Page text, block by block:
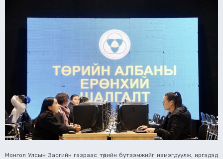
Монгол Улсын Засгийн газраас төрийн бүтээмжийг нэмэгдүүлж, иргэдэд